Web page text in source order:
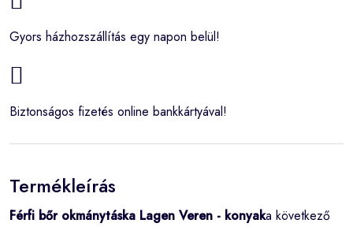
Gyors házhozszállítás egy napon belül!
Biztonságos fizetés online bankkártyával!
Termékleírás
Férfi bőr okmánytáska Lagen Veren - konyaka következő